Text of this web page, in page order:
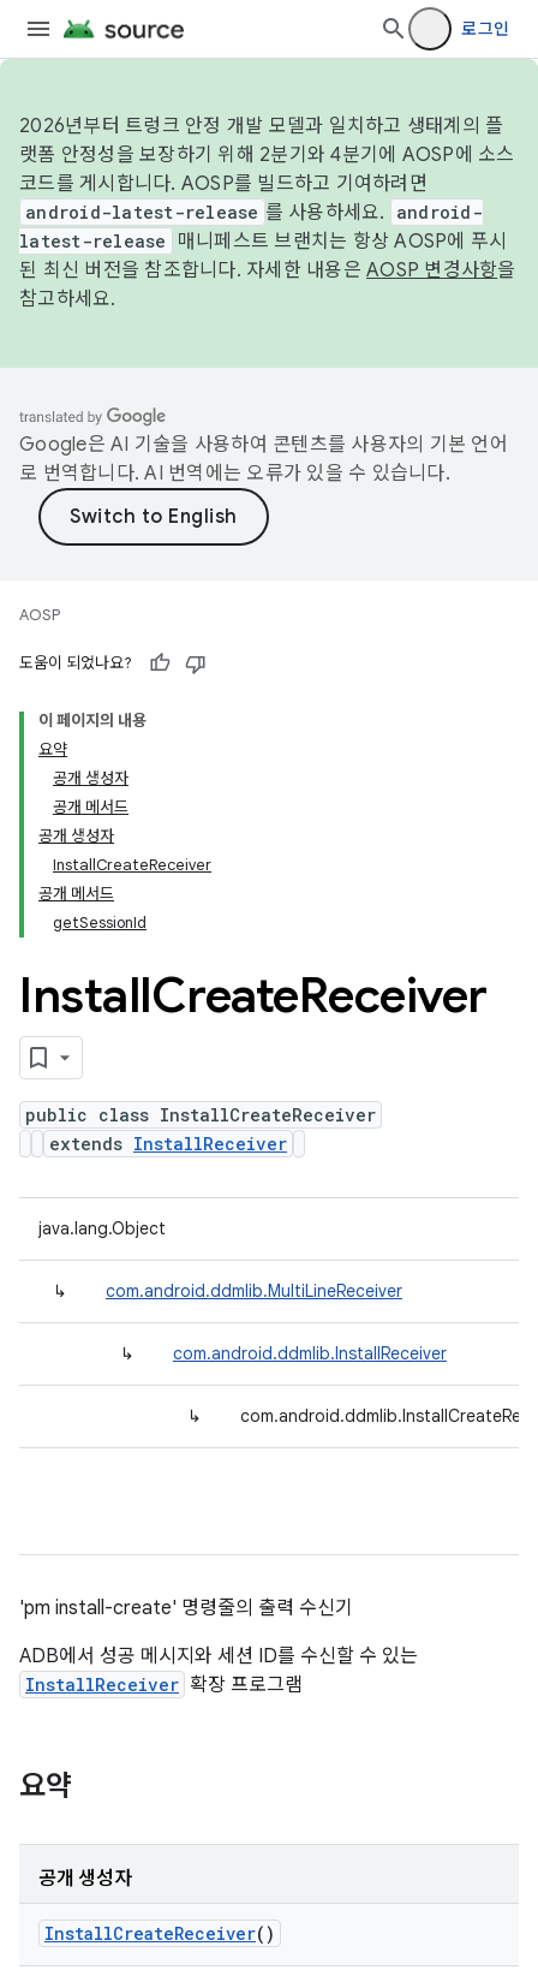
로그인
2026년부터 트렁크 안정 개발 모델과 일치하고 생태계의 플
랫폼 안정성을 보장하기 위해 2분기와 4분기에 AOSP에 소스
코드를 게시합니다. AOSP를 빌드하고 기여하려면
android-latest-release 를 사용하세요.
android-
latest-release
매니페스트 브랜치는 항상 AOSP에 푸시
된 최신 버전을 참조합니다. 자세한 내용은 AOSP 변경사항을
참고하세요.
Google은 AI 기술을 사용하여 콘텐츠를 사용자의 기본 언어
로 번역합니다. AI 번역에는 오류가 있을 수 있습니다.
AOSP
도움이 되었나요?
이 페이지의 내용
요약
공개 생성자
공개 메서드
공개 생성자
InstallCreateReceiver
공개 메서드
getSessionId
InstallCreateReceiver
public class InstallCreateReceiver
extends InstallReceiver
java.lang.Object
↳ com.android.ddmlib.MultiLineReceiver
↳ com.android.ddmlib.InstallReceiver
↳
'pm install-create' 명령줄의 출력 수신기
ADB에서 성공 메시지와 세션 ID를 수신할 수 있는
InstallReceiver 확장 프로그램
요약
공개 생성자
InstallCreateReceiver()